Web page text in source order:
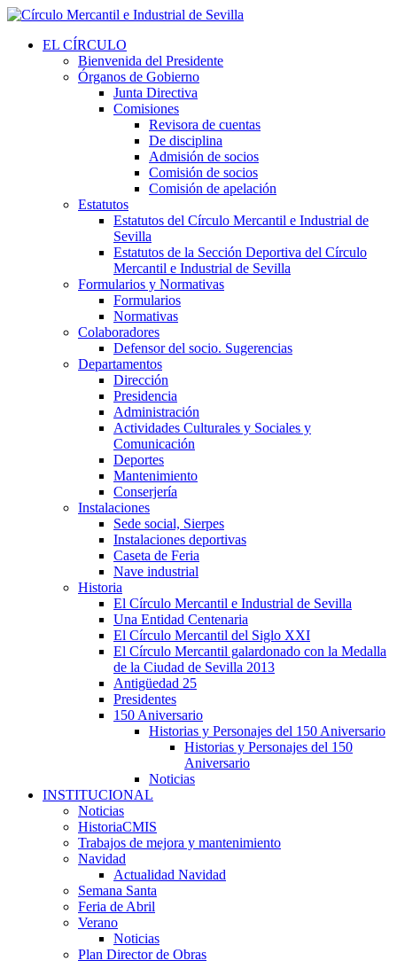
EL CÍRCULO
Bienvenida del Presidente
Órganos de Gobierno
Junta Directiva
Comisiones
Revisora de cuentas
De disciplina
Admisión de socios
Comisión de socios
Comisión de apelación
Estatutos
Estatutos del Círculo Mercantil e Industrial de
Sevilla
Estatutos de la Sección Deportiva del Círculo
Mercantil e Industrial de Sevilla
Formularios y Normativas
Formularios
Normativas
Colaboradores
Defensor del socio. Sugerencias
Departamentos
Dirección
Presidencia
Administración
Actividades Culturales y Sociales y
Comunicación
Deportes
Mantenimiento
Conserjería
Instalaciones
Sede social, Sierpes
Instalaciones deportivas
Caseta de Feria
Nave industrial
Historia
El Círculo Mercantil e Industrial de Sevilla
Una Entidad Centenaria
El Círculo Mercantil del Siglo XXI
El Círculo Mercantil galardonado con la Medalla
de la Ciudad de Sevilla 2013
Antigüedad 25
Presidentes
150 Aniversario
Historias y Personajes del 150 Aniversario
Historias y Personajes del 150
Aniversario
Noticias
INSTITUCIONAL
Noticias
HistoriaCMIS
Trabajos de mejora y mantenimiento
Navidad
Actualidad Navidad
Semana Santa
Feria de Abril
Verano
Noticias
Plan Director de Obras